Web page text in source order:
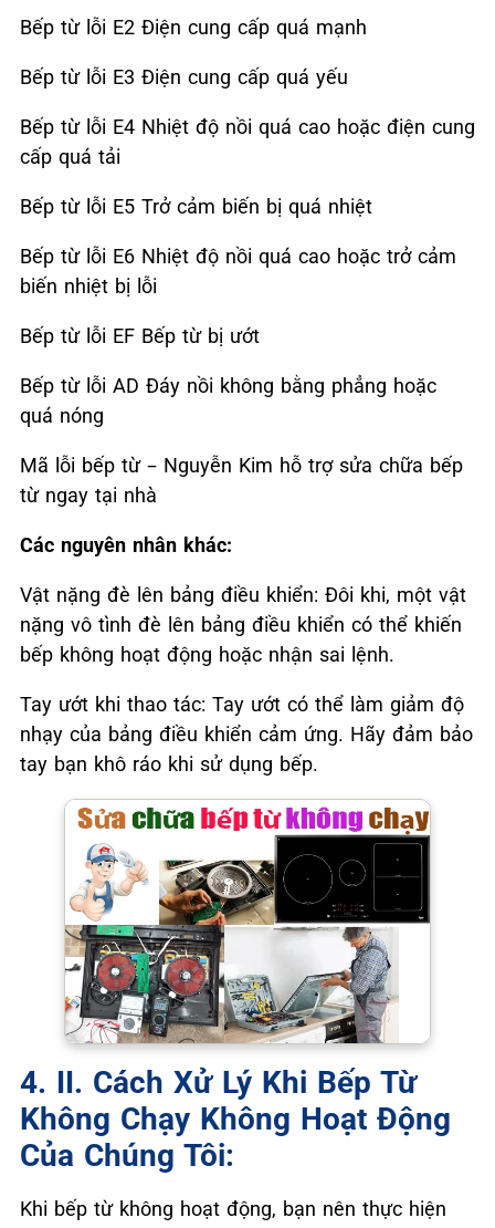
Bếp từ lỗi E2 Điện cung cấp quá mạnh
Bếp từ lỗi E3 Điện cung cấp quá yếu
Bếp từ lỗi E4 Nhiệt độ nồi quá cao hoặc điện cung
cấp quá tải
Bếp từ lỗi E5 Trở cảm biến bị quá nhiệt
Bếp từ lỗi E6 Nhiệt độ nồi quá cao hoặc trở cảm
biến nhiệt bị lỗi
Bếp từ lỗi EF Bếp từ bị ướt
Bếp từ lỗi AD Đáy nồi không bằng phẳng hoặc
quá nóng
Mã lỗi bếp từ – Nguyễn Kim hỗ trợ sửa chữa bếp
từ ngay tại nhà
Các nguyên nhân khác:
Vật nặng đè lên bảng điều khiển: Đôi khi, một vật
nặng vô tình đè lên bảng điều khiển có thể khiến
bếp không hoạt động hoặc nhận sai lệnh.
Tay ướt khi thao tác: Tay ướt có thể làm giảm độ
nhạy của bảng điều khiển cảm ứng. Hãy đảm bảo
tay bạn khô ráo khi sử dụng bếp.
4. II. Cách Xử Lý Khi Bếp Từ
Không Chạy Không Hoạt Động
Của Chúng Tôi:
Khi bếp từ không hoạt động, bạn nên thực hiện